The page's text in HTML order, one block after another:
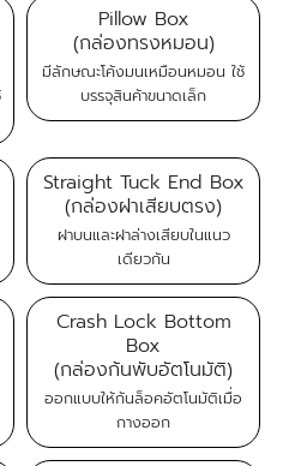
Pillow Box
(กล่องทรงหมอน)
มีลักษณะโค้งมนเหมือนหมอน ใช้
บรรจุสินค้าขนาดเล็ก
Straight Tuck End Box
(กล่องฝาเสียบตรง)
ฝาบนและฝาล่างเสียบในแนว
เดียวกัน
Crash Lock Bottom
Box
(กล่องก้นพับอัตโนมัติ)
ออกแบบให้ก้นล็อคอัตโนมัติเมื่อ
กางออก